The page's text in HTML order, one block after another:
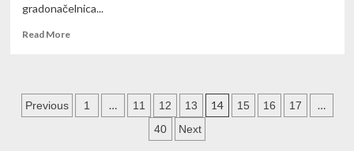
gradonačelnica...
Read MoreRead
ulaže
Пагинација
Previous 1 … 11 12 13 14 15 16 17 …
40 Next